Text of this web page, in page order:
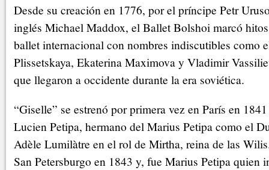
Desde su creación en 1776, por el príncipe Petr
inglés Michael Maddox, el Ballet Bolshoi marcó
ballet internacional con nombres indiscutibles como
Plissetskaya, Ekaterina Maximova y Vladimir
que llegaron a occidente durante la era soviética.
“Giselle” se estrenó por primera vez en París en
Lucien Petipa, hermano del Marius Petipa como el
Adèle Lumilàtre en el rol de Mirtha, reina de las
San Petersburgo en 1843 y, fue Marius Petipa quien